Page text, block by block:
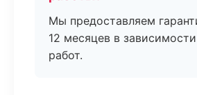
Мы предоставляем
12 месяцев в
работ.